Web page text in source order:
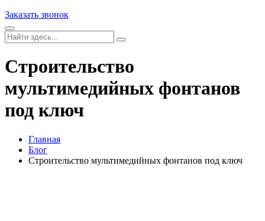
Заказать звонок
Строительство
мультимедийных фонтанов
под ключ
Главная
Блог
Строительство мультимедийных фонтанов под ключ